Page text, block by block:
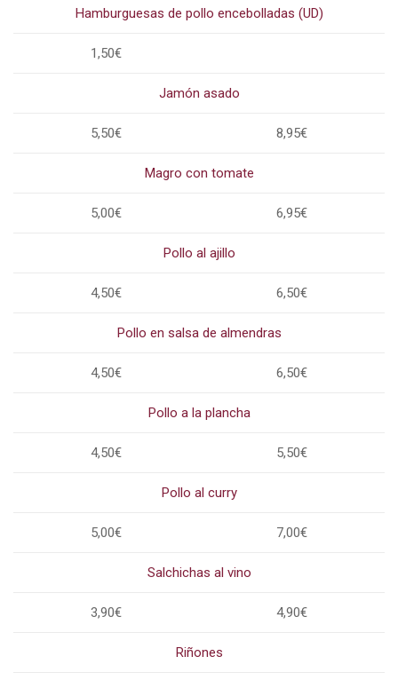
Hamburguesas de pollo encebolladas (UD)
1,50€
Jamón asado
5,50€ 8,95€
Magro con tomate
5,00€ 6,95€
Pollo al ajillo
4,50€ 6,50€
Pollo en salsa de almendras
4,50€ 6,50€
Pollo a la plancha
4,50€ 5,50€
Pollo al curry
5,00€ 7,00€
Salchichas al vino
3,90€ 4,90€
Riñones